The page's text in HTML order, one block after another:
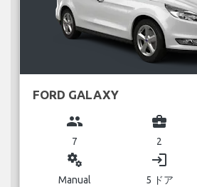
FORD GALAXY
group
7
business_center
2
miscellaneous_services
Manual
login
5 ドア